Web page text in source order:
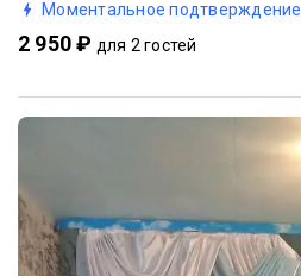
Моментальное подтверждение
2 950 ₽ для 2 гостей